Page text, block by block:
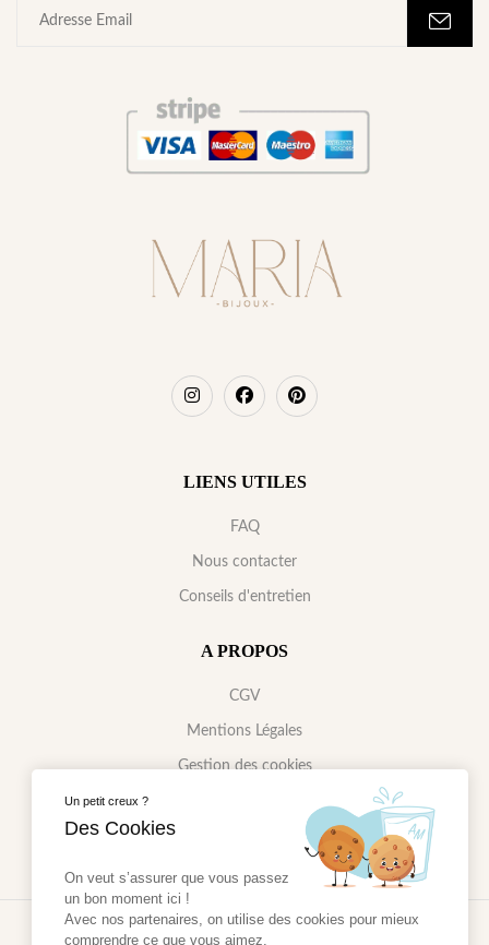
LIENS UTILES
FAQ
Nous contacter
Conseils d'entretien
A PROPOS
CGV
Mentions Légales
Gestion des cookies
2024 - Réalisé parAM WEB & MULTIMÉDIA
Un petit creux ?
Des Cookies
On veut s’assurer que vous passez
un bon moment ici !
Avec nos partenaires, on utilise des cookies pour mieux
comprendre ce que vous aimez.